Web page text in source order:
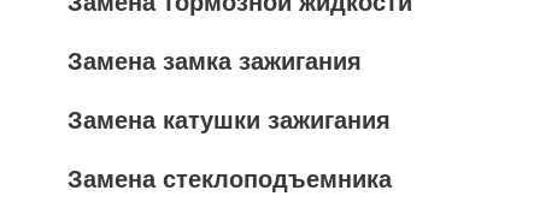
Замена замка зажигания
Замена катушки зажигания
Замена стеклоподъемника